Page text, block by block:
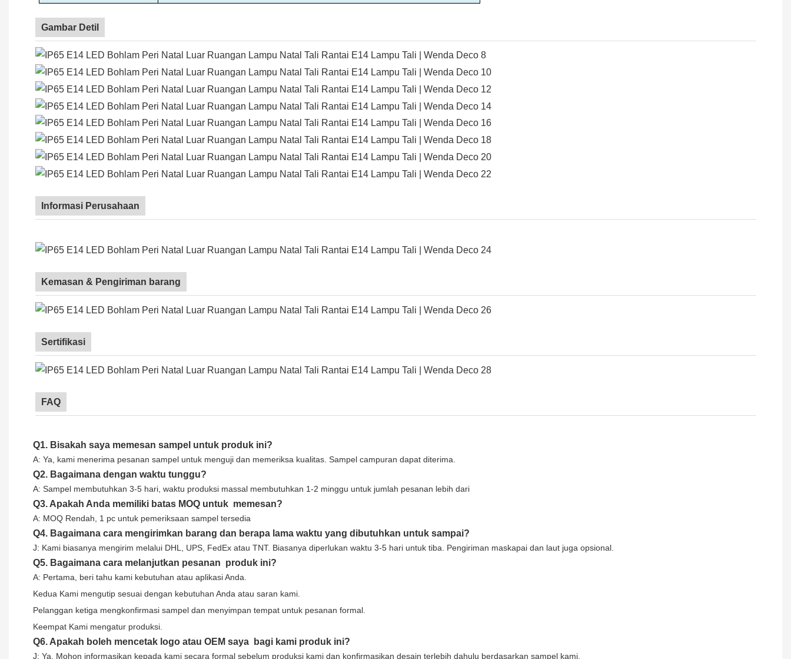
Gambar Detil
Informasi Perusahaan
Kemasan & Pengiriman barang
Sertifikasi
FAQ
Q1. Bisakah saya memesan sampel untuk produk ini?
A: Ya, kami menerima pesanan sampel untuk menguji dan memeriksa kualitas. Sampel campuran dapat diterima.
Q2. Bagaimana dengan waktu tunggu?
A: Sampel membutuhkan 3-5 hari, waktu produksi massal membutuhkan 1-2 minggu untuk jumlah pesanan lebih dari
Q3. Apakah Anda memiliki batas MOQ untuk memesan?
A: MOQ Rendah, 1 pc untuk pemeriksaan sampel tersedia
Q4. Bagaimana cara mengirimkan barang dan berapa lama waktu yang dibutuhkan untuk sampai?
J: Kami biasanya mengirim melalui DHL, UPS, FedEx atau TNT. Biasanya diperlukan waktu 3-5 hari untuk tiba. Pengiriman maskapai dan laut juga opsional.
Q5. Bagaimana cara melanjutkan pesanan produk ini?
A: Pertama, beri tahu kami kebutuhan atau aplikasi Anda.
Kedua Kami mengutip sesuai dengan kebutuhan Anda atau saran kami.
Pelanggan ketiga mengkonfirmasi sampel dan menyimpan tempat untuk pesanan formal.
Keempat Kami mengatur produksi.
Q6. Apakah boleh mencetak logo atau OEM saya bagi kami produk ini?
J: Ya. Mohon informasikan kepada kami secara formal sebelum produksi kami dan konfirmasikan desain terlebih dahulu berdasarkan sampel kami.